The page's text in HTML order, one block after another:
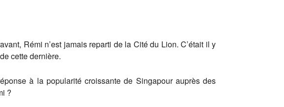
Rémi n’est jamais reparti de la Cité du Lion. C’était il y
cette dernière.
à la popularité croissante de Singapour auprès des
?